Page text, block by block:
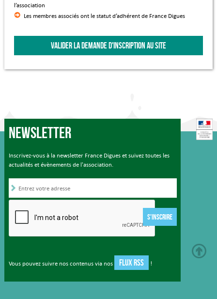
l’association
Les membres associés ont le statut d’adhérent de France Digues
VALIDER LA DEMANDE D'INSCRIPTION AU SITE
Newsletter
Inscrivez-vous à la newsletter France Digues et suivez toutes les
actualités et évènements de l'association.
S'INSCRIRE
Vous pouvez suivre nos contenus via nos FLUX RSS !